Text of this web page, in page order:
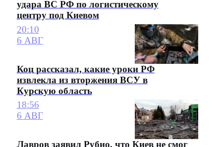
удара ВС РФ по логистическому
центру под Киевом
20:10
6 АВГ
Коц рассказал, какие уроки РФ
извлекла из вторжения ВСУ в
Курскую область
18:56
6 АВГ
Лавров заявил Рубио, что Киев не смог